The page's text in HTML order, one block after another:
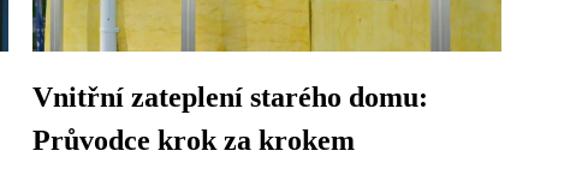
Vnitřní zateplení starého domu:
Průvodce krok za krokem